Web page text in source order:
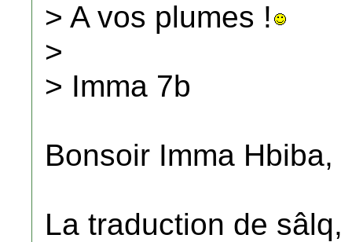
> A vos plumes !
>
> Imma 7b
Bonsoir Imma Hbiba,
La traduction de